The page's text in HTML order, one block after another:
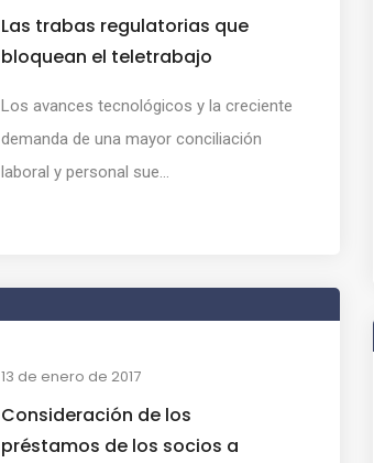
Las trabas regulatorias que
bloquean el teletrabajo
Los avances tecnológicos y la creciente
demanda de una mayor conciliación
laboral y personal sue...
13 de enero de 2017
Consideración de los
préstamos de los socios a